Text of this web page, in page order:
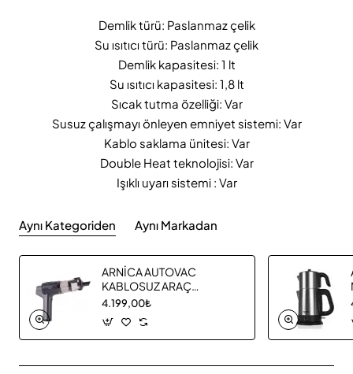
Demlik türü: Paslanmaz çelik
Su ısıtıcı türü: Paslanmaz çelik
Demlik kapasitesi: 1 lt
Su ısıtıcı kapasitesi: 1,8 lt
Sıcak tutma özelliği: Var
Susuz çalışmayı önleyen emniyet sistemi: Var
Kablo saklama ünitesi: Var
Double Heat teknolojisi: Var
Işıklı uyarı sistemi : Var
Aynı Kategoriden Aynı Markadan
ARNİCA AUTOVAC
KABLOSUZ ARAÇ
SÜPÜRGESİ ET13370
4.199,00₺